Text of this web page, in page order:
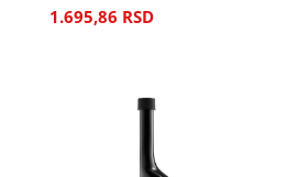
1.695,86 RSD